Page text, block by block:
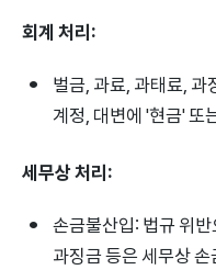
회계 처리:
벌금, 과료, 과태료,
계정, 대변에 '현금' 또
세무상 처리:
손금불산입: 법규 위
과징금 등은 세무상